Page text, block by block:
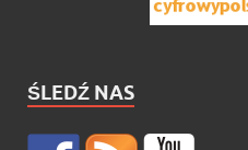
ŚLEDŹ NAS